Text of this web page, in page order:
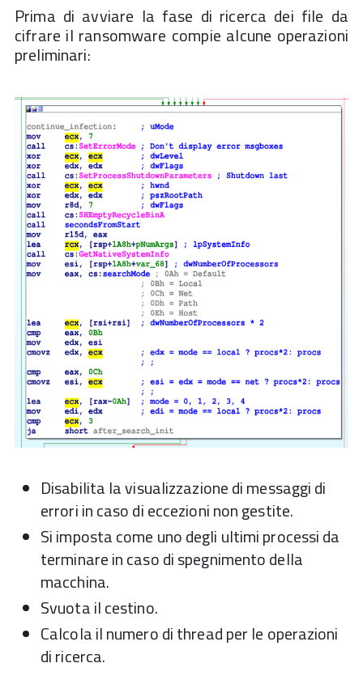
Prima di avviare la fase di ricerca dei file da
cifrare il ransomware compie alcune operazioni
preliminari:
Disabilita la visualizzazione di messaggi di
errori in caso di eccezioni non gestite.
Si imposta come uno degli ultimi processi da
terminare in caso di spegnimento della
macchina.
Svuota il cestino.
Calcola il numero di thread per le operazioni
di ricerca.